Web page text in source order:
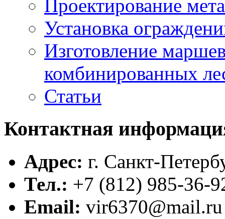
Проектирование
Установка
Изготовление
комбинированных
Статьи
Контактная
Адрес: г. Санкт-
Тел.: +7 (812) 985-36-
Email: vir6370@mail.ru